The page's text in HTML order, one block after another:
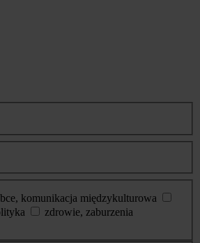
komunikacja międzykulturowa
zdrowie, zaburzenia